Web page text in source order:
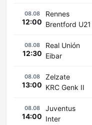
08.08
12:00
Rennes
Brentford U21
08.08
12:30
Real Unión
Eibar
08.08
13:00
Zelzate
KRC Genk II
08.08
14:00
Juventus
Inter